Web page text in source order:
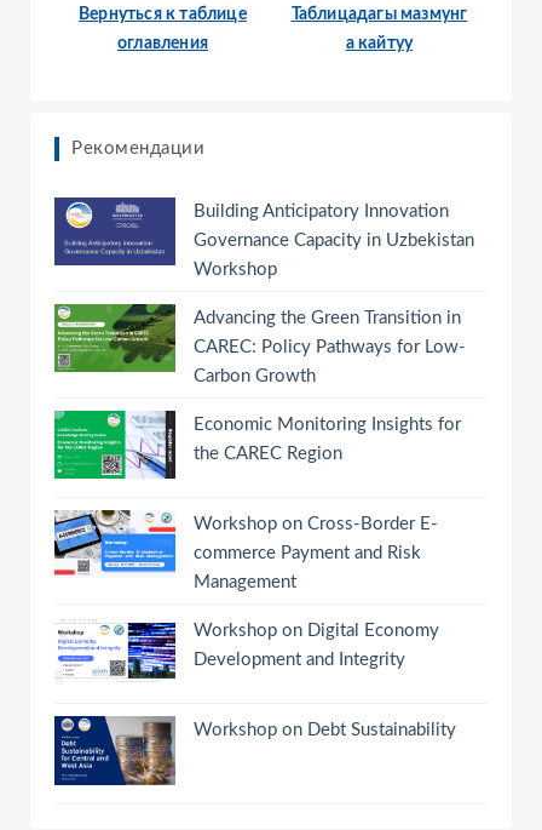
Вернуться к таблице
оглавления
Таблицадагы мазмунг
а кайтуу
Рекомендации
Building Anticipatory Innovation
Governance Capacity in Uzbekistan
Workshop
Advancing the Green Transition in
CAREC: Policy Pathways for Low-
Carbon Growth
Economic Monitoring Insights for
the CAREC Region
Workshop on Cross-Border E-
commerce Payment and Risk
Management
Workshop on Digital Economy
Development and Integrity
Workshop on Debt Sustainability